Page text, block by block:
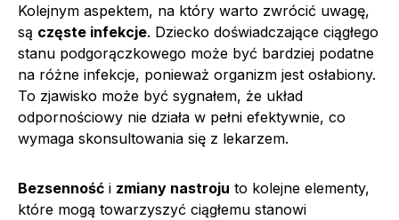
Kolejnym aspektem, na który warto zwrócić uwagę,
są częste infekcje. Dziecko doświadczające ciągłego
stanu podgorączkowego może być bardziej podatne
na różne infekcje, ponieważ organizm jest osłabiony.
To zjawisko może być sygnałem, że układ
odpornościowy nie działa w pełni efektywnie, co
wymaga skonsultowania się z lekarzem.
Bezsenność i zmiany nastroju to kolejne elementy,
które mogą towarzyszyć ciągłemu stanowi